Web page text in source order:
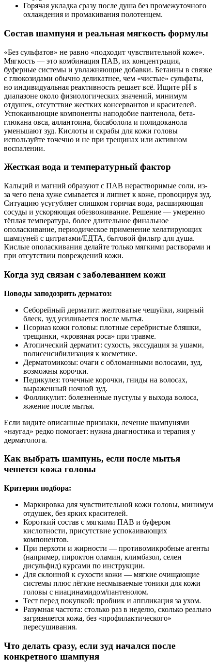
Горячая укладка сразу после душа без промежуточного
охлаждения и промакивания полотенцем.
Состав шампуня и реальная мягкость формулы
«Без сульфатов» не равно «подходит чувствительной коже».
Мягкость — это комбинация ПАВ, их концентрация,
буферные системы и увлажняющие добавки. Бетаины в связке
с глюкозидами обычно деликатнее, чем «чистые» сульфаты,
но индивидуальная реактивность решает всё. Ищите pH в
диапазоне около физиологических значений, минимум
отдушек, отсутствие жестких консервантов и красителей.
Успокаивающие компоненты наподобие пантенола, бета-
глюкана овса, аллантоина, бисаболола и полидоканола
уменьшают зуд. Кислоты и скрабы для кожи головы
используйте точечно и не при трещинах или активном
воспалении.
Жесткая вода и температурный фактор
Кальций и магний образуют с ПАВ нерастворимые соли, из-
за чего пена хуже смывается и липнет к коже, провоцируя зуд.
Ситуацию усугубляет слишком горячая вода, расширяющая
сосуды и ускоряющая обезвоживание. Решение — умеренно
тёплая температура, более длительное финальное
ополаскивание, периодическое применение хелатирующих
шампуней с цитратами/ЕДТА, бытовой фильтр для душа.
Кислые ополаскивания делайте только мягкими растворами и
при отсутствии повреждений кожи.
Когда зуд связан с заболеванием кожи
Поводы заподозрить дерматоз:
Себорейный дерматит: желтоватые чешуйки, жирный
блеск, зуд усиливается после мытья.
Псориаз кожи головы: плотные серебристые бляшки,
трещинки, «кровяная роса» при травме.
Атопический дерматит: сухость, экссудация за ушами,
полисенсибилизация к косметике.
Дерматомикозы: очаги с обломанными волосами, зуд,
возможны корочки.
Педикулез: точечные корочки, гниды на волосах,
выраженный ночной зуд.
Фолликулит: болезненные пустулы у выхода волоса,
жжение после мытья.
Если видите описанные признаки, лечение шампунями
«наугад» редко помогает: нужна диагностика и терапия у
дерматолога.
Как выбрать шампунь, если после мытья
чешется кожа головы
Критерии подбора:
Маркировка для чувствительной кожи головы, минимум
отдушек, без ярких красителей.
Короткий состав с мягкими ПАВ и буфером
кислотности, присутствие успокаивающих
компонентов.
При перхоти и жирности — противомикробные агенты
(например, пироктон оламин, климбазол, селен
дисульфид) курсами по инструкции.
Для склонной к сухости кожи — мягкие очищающие
системы плюс лёгкие несмываемые тоники для кожи
головы с ниацинамидом/пантенолом.
Тест перед покупкой: пробник и аппликация за ухом.
Разумная частота: столько раз в неделю, сколько реально
загрязняется кожа, без «профилактического»
пересушивания.
Что делать сразу, если зуд начался после
конкретного шампуня